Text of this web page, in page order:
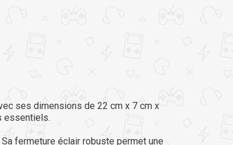
ses dimensions de 22 cm x 7 cm x
essentiels.
fermeture éclair robuste permet une